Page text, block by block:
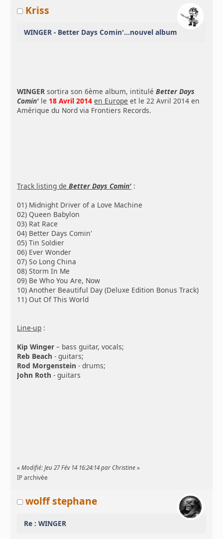
Kriss
WINGER - Better Days Comin'...nouvel album
WINGER sortira son 6ème album, intituléBetter Days
Comin' le 18 Avril 2014 en Europe et le 22 Avril 2014 en
Amérique du Nord via Frontiers Records.
Track listing deBetter Days Comin' :
01) Midnight Driver of a Love Machine
02) Queen Babylon
03) Rat Race
04) Better Days Comin'
05) Tin Soldier
06) Ever Wonder
07) So Long China
08) Storm In Me
09) Be Who You Are, Now
10) Another Beautiful Day (Deluxe Edition Bonus Track)
11) Out Of This World
Line-up :
Kip Winger – bass guitar, vocals;
Reb Beach - guitars;
Rod Morgenstein - drums;
John Roth - guitars
«Modifié: Jeu 27 Fév 14 16:24:14 par Christine »
IP archivée
wolff stephane
Re : WINGER